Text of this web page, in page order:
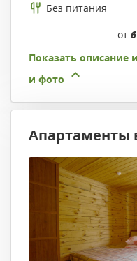
Без питания
от
Показать описание
и фото
Апартаменты